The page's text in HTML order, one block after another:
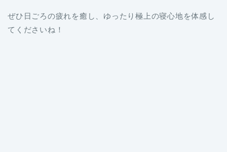
ぜひ日ごろの疲れを癒し、ゆったり極上の寝心地を体感し
てくださいね！